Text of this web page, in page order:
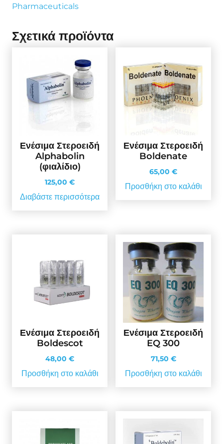
Pharmaceuticals
Σχετικά προϊόντα
Ενέσιμα Στεροειδή
Alphabolin
(φιαλίδιο)
125,00 €
Διαβάστε περισσότερα
Ενέσιμα Στεροειδή
Boldenate
65,00 €
Προσθήκη στο καλάθι
Ενέσιμα Στεροειδή
Boldescot
48,00 €
Προσθήκη στο καλάθι
Ενέσιμα Στεροειδή
EQ 300
71,50 €
Προσθήκη στο καλάθι